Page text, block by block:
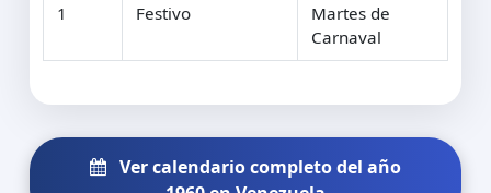
1 Festivo
Martes de
Carnaval
Ver calendario completo del año